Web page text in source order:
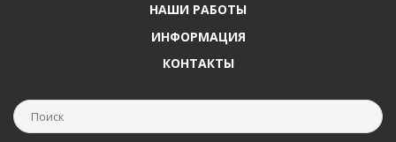
НАШИ РАБОТЫ
ИНФОРМАЦИЯ
КОНТАКТЫ